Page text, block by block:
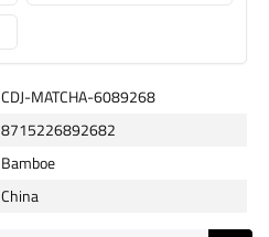
CDJ-MATCHA-6089268
8715226892682
Bamboe
China